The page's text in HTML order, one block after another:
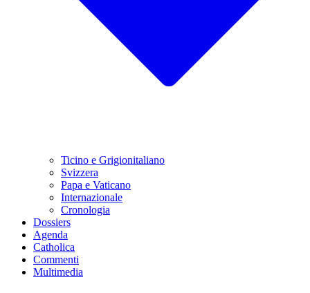
Ticino e Grigionitaliano
Svizzera
Papa e Vaticano
Internazionale
Cronologia
Dossiers
Agenda
Catholica
Commenti
Multimedia